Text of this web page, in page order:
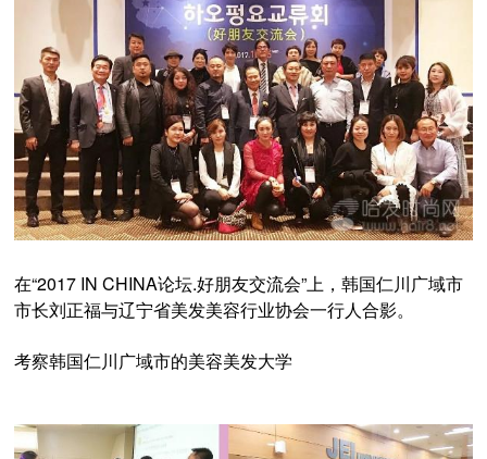
在“2017 IN CHINA论坛.好朋友交流会”上，韩国仁川广域市
市长刘正福与辽宁省美发美容行业协会一行人合影。
考察韩国仁川广域市的美容美发大学